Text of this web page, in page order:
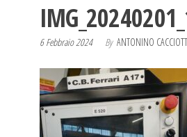
6 Febbraio 2024 By ANTONINO